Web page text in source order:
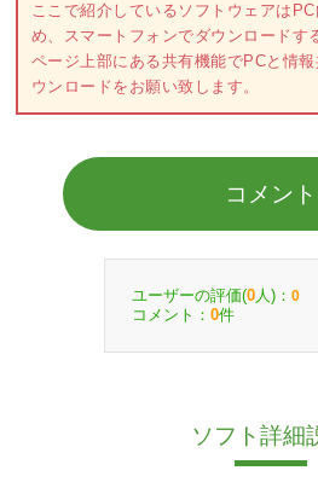
ここで紹介しているソフトウェアは
め、スマートフォンでダウンロードす
ページ上部にある共有機能でPCと情
ウンロードをお願い致します。
コメント
ユーザーの評価(0 人)： 0
コメント： 0件
ソフト詳細